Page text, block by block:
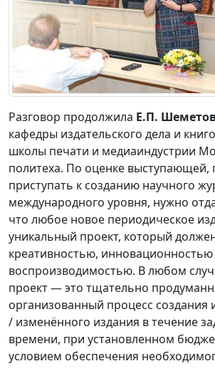
Разговор продолжила Е.П.
кафедры издательского дела и
школы печати и медиаиндустрии
политеха. По оценке выступающей,
приступать к созданию научного
международного уровня, нужно
что любое новое периодическое
уникальный проект, который
креативностью, инновационностью
воспроизводимостью. В любом
проект — это тщательно
организованный процесс создания
/ изменённого издания в течение
времени, при установленном
условием обеспечения